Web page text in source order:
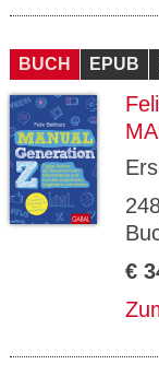
BUCH EPUB
€